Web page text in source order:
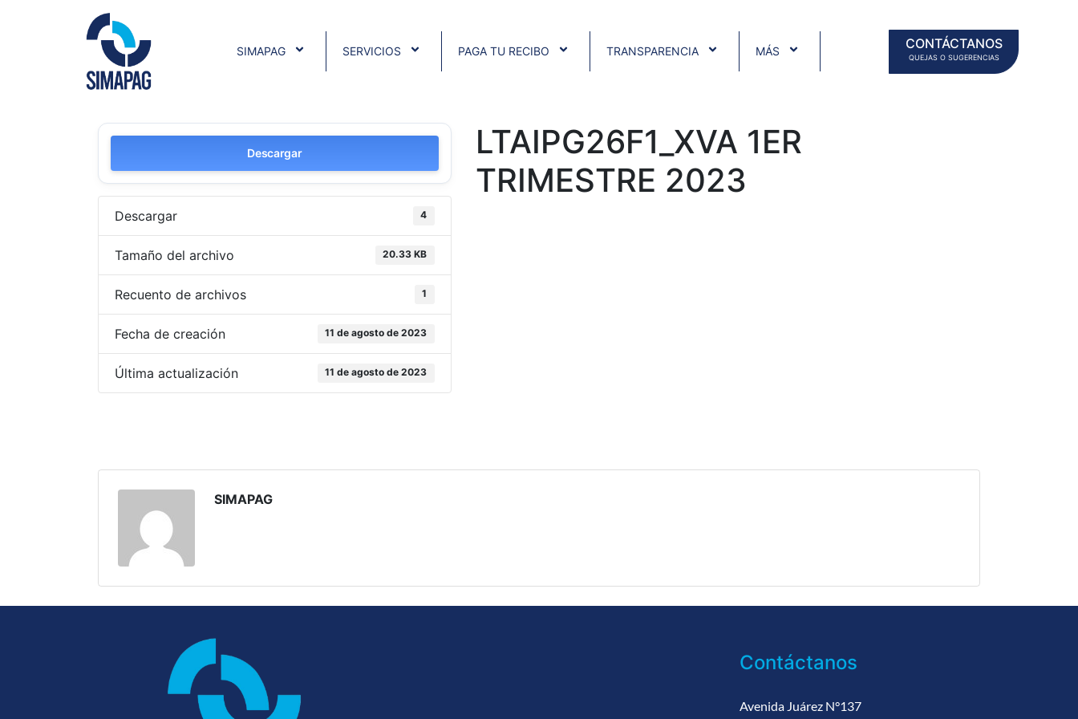
SIMAPAG SERVICIOS PAGA TU RECIBO TRANSPARENCIA MÁS CONTÁCTANOS
QUEJAS O SUGERENCIAS
Descargar
Descargar 4
Tamaño del archivo 20.33 KB
Recuento de archivos 1
Fecha de creación 11 de agosto de 2023
Última actualización 11 de agosto de 2023
LTAIPG26F1_XVA 1ER
TRIMESTRE 2023
SIMAPAG
Contáctanos
Avenida Juárez N°137